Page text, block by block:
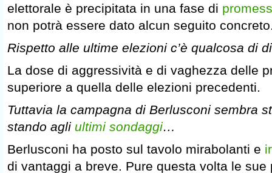
elettorale è precipitata in una fase di
non potrà essere dato alcun seguito
Rispetto alle ultime elezioni c’è qualcosa di
La dose di aggressività e di vaghezza delle
superiore a quella delle elezioni precedenti.
Tuttavia la campagna di Berlusconi sembra
stando agli ultimi sondaggi…
Berlusconi ha posto sul tavolo mirabolanti e
di vantaggi a breve. Pure questa volta le sue